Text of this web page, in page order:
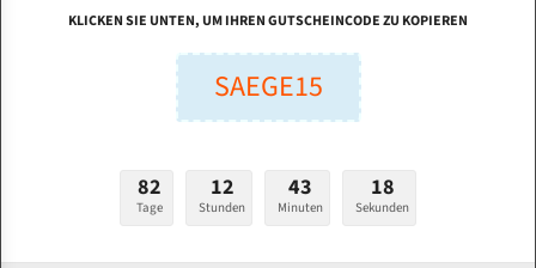
Länge (mm):
Stärken + Zahnteilung:
mm
Fleischerei Bandsägeblätter
Bandmesser Glatt Meterware
Konvex Meterware
KLICKEN SIE UNTEN, UM IHREN GUTSCHEINCODE ZU KOPIEREN
SAEGE15
82
Tage
12
Stunden
43
Minuten
17
Sekunden